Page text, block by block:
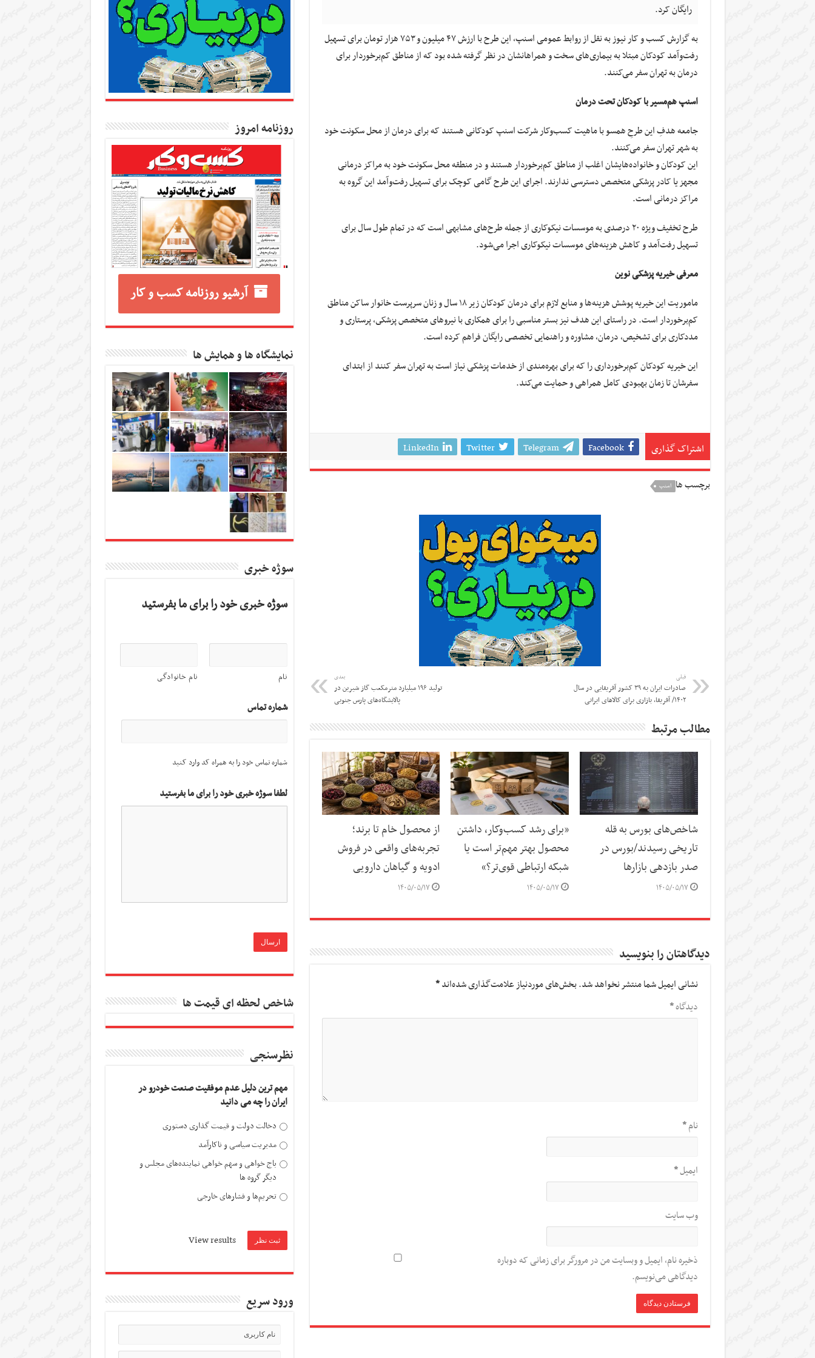
رایگان کرد.
به گزارش کسب و کار نیوز به نقل از روابط عمومی اسنپ، این طرح با ارزش ۴۷ میلیون و ۷۵۳ هزار تومان برای تسهیل
رفت‌و‌آمد کودکان مبتلا به بیماری‌های سخت و همراهانشان در نظر گرفته شده بود که از مناطق کم‌برخوردار برای
درمان به تهران سفر می‌کنند.
اسنپ هم‌مسیر با کودکان تحت درمان
جامعه هدفِ این طرحِ همسو با ماهیت کسب‌وکار شرکت اسنپ کودکانی هستند که برای درمان از محل سکونت خود
به شهر تهران سفر می‌کنند.
این کودکان و خانواده‌هایشان اغلب از مناطق کم‌برخوردار هستند و در منطقه‌ محل سکونت خود به مراکز درمانی
مجهز یا کادر پزشکی متخصص دسترسی ندارند. اجرای این طرح گامی کوچک برای تسهیل رفت‌وآمد این گروه به
مراکز درمانی است.
طرح تخفیف‌ ویژه‌ ۲۰ درصدی به موسسات نیکوکاری از جمله طرح‌های مشابهی است که در تمام طول سال برای
تسهیل رفت‌آمد و کاهش هزینه‌های موسسات نیکوکاری اجرا می‌شود.
معرفی خیریه‌ پزشکی نوین
ماموریت این خیریه پوشش هزینه‌ها و منابع لازم برای درمان کودکان زیر ۱۸ سال و زنان سرپرست خانوار ساکن مناطق
کم‌برخوردار است. در راستای این هدف نیز بستر مناسبی را برای همکاری با نیروهای متخصص پزشکى، پرستارى و
مددکارى برای تشخیص، درمان، مشاوره و راهنمایى تخصصى رایگان فراهم کرده است.
این خیریه کودکان کم‌برخورداری را که برای بهره‌مندی از خدمات پزشکی نیاز است به تهران سفر کنند از ابتدای
سفرشان تا زمان بهبودی کامل همراهی و حمایت می‌کند.
اشتراک گذاری Facebook
Telegram
Twitter
LinkedIn
برچسب ها اسنپ
قبلی
صادرات ایران به ۳۹ کشور آفریقایی در سال
۱۴۰۲/ آفریقا، بازاری برای کالاهای ایرانی
بعدی
تولید ۱۹۶ میلیارد مترمکعب گاز شیرین در
پالایشگاه‌های پارس جنوبی
مطالب مرتبط
شاخص‌های بورس به قله
تاریخی رسیدند/بورس در
صدر بازدهی بازارها
۱۴۰۵/۰۵/۱۷
«برای رشد کسب‌وکار، داشتن
محصول بهتر مهم‌تر است یا
شبکه ارتباطی قوی‌تر؟»
۱۴۰۵/۰۵/۱۷
از محصول خام تا برند؛
تجربه‌های واقعی در فروش
ادویه و گیاهان دارویی
۱۴۰۵/۰۵/۱۷
دیدگاهتان را بنویسید
نشانی ایمیل شما منتشر نخواهد شد.بخش‌های موردنیاز علامت‌گذاری شده‌اند*
دیدگاه*
نام*
ایمیل*
وب‌ سایت
ذخیره نام، ایمیل و وبسایت من در مرورگر برای زمانی که دوباره
دیدگاهی می‌نویسم.
روزنامه امروز
آرشیو روزنامه کسب و کار
نمایشگاه ها و همایش ها
سوژه خبری
سوژه خبری خود را برای ما بفرستید
نام نام خانوادگی
شماره تماس
شماره تماس خود را به همراه کد وارد کنید
لطفا سوژه خبری خود را برای ما بفرستید
شاخص لحظه ای قیمت ها
نظرسنجی
مهم ترین دلیل عدم موفقیت صنعت خودرو در
ایران را چه می دانید
دخالت دولت و قیمت گذاری دستوری
مدیریت سیاسی و ناکارآمد
باج خواهی و سهم خواهی نماینده‌های مجلس و
دیگر گروه ها
تحریم‌ها و فشارهای خارجی
View results
ورود سریع